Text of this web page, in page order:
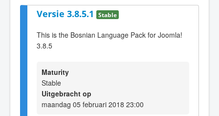
Versie 3.8.5.1 Stable
This is the Bosnian Language Pack for Joomla!
3.8.5
Maturity
Stable
Uitgebracht op
maandag 05 februari 2018 23:00